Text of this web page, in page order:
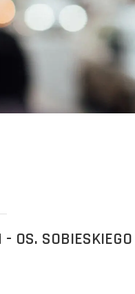
- OS. SOBIESKIEGO